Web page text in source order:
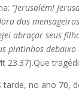
“Jerusalém!
dos
abraçar seus
pintinhos debaixo
23.37).Que
tarde, no ano 70,